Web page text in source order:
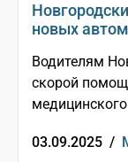
новых
Водителям
скорой
03.09.2025 /